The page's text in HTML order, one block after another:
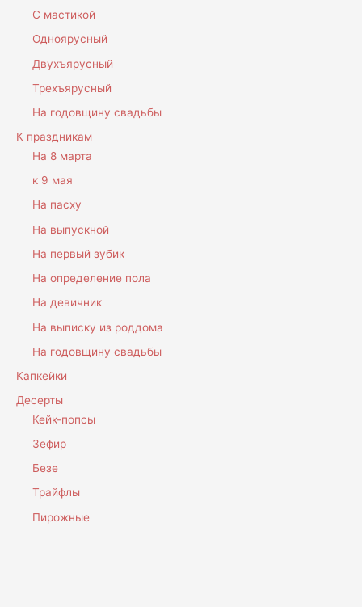
С мастикой
Одноярусный
Двухъярусный
Трехъярусный
На годовщину свадьбы
К праздникам
На 8 марта
к 9 мая
На пасху
На выпускной
На первый зубик
На определение пола
На девичник
На выписку из роддома
На годовщину свадьбы
Капкейки
Десерты
Кейк-попсы
Зефир
Безе
Трайфлы
Пирожные